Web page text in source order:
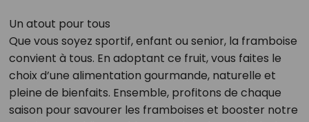
Un atout pour tous
Que vous soyez sportif, enfant ou senior, la framboise
convient à tous. En adoptant ce fruit, vous faites le
choix d’une alimentation gourmande, naturelle et
pleine de bienfaits. Ensemble, profitons de chaque
saison pour savourer les framboises et booster notre